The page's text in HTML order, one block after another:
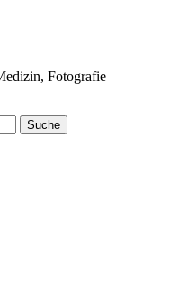
Fotografie –
Suche